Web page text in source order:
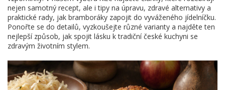
nejen samotný recept, ale i tipy na úpravu, zdravé alternativy a
praktické rady, jak bramboráky zapojit do vyváženého jídelníčku.
Ponořte se do detailů, vyzkoušejte různé varianty a najděte ten
nejlepší způsob, jak spojit lásku k tradiční české kuchyni se
zdravým životním stylem.